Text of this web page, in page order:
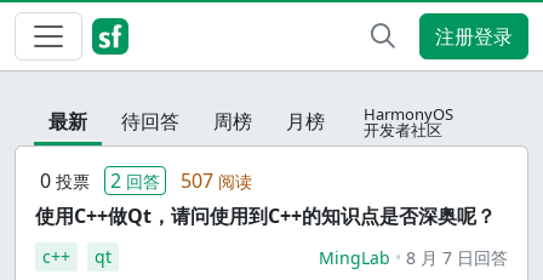
注册登录
最新 待回答 周榜 月榜 HarmonyOS
开发者社区
0 投票 2 回答 507 阅读
使用C++做Qt，请问使用到C++的知识点是否深奥呢？
c++ qt MingLab 8 月 7 日回答